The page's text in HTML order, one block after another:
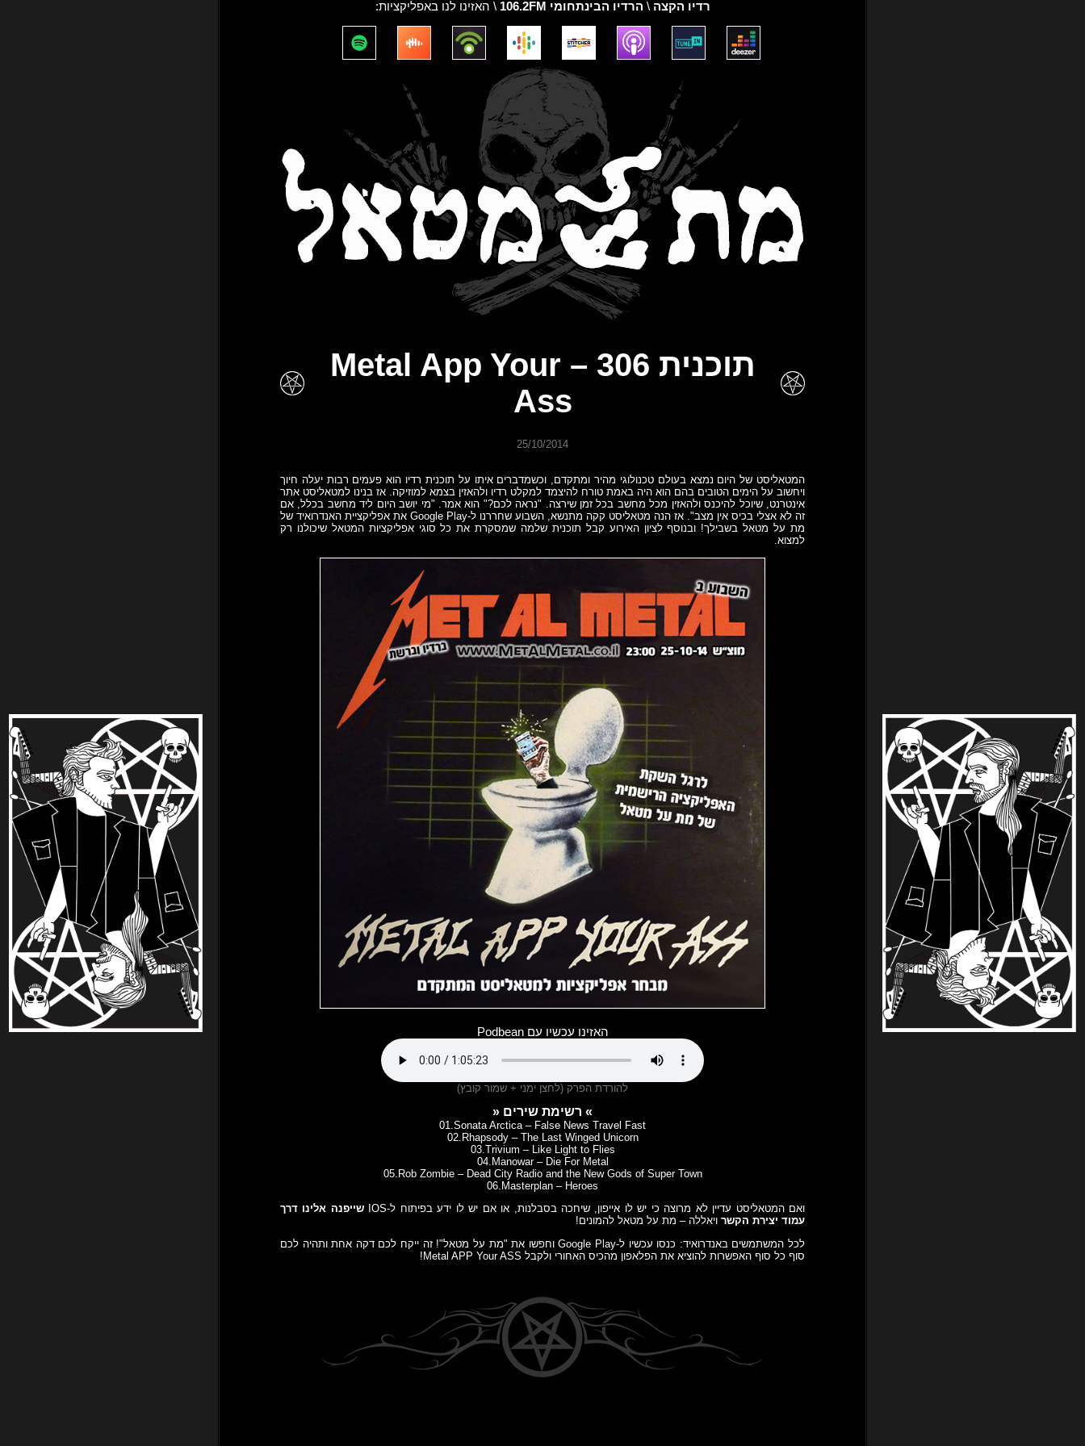
רדיו הקצה \ הרדיו הבינתחומי 106.2FM \ האזינו לנו באפליקציות:
תוכנית 306 – Metal App Your
Ass
25/10/2014
המטאליסט של היום נמצא בעולם טכנולוגי מהיר ומתקדם, וכשמדברים איתו על תוכנית רדיו הוא פעמים רבות יעלה חיוך
ויחשוב על הימים הטובים בהם הוא היה באמת טורח להיצמד למקלט רדיו ולהאזין בצמא למוזיקה. אז בנינו למטאליסט אתר
אינטרנט, שיוכל להיכנס ולהאזין מכל מחשב בכל זמן שירצה. "נראה לכם?" הוא אמר. "מי יושב היום ליד מחשב בכלל, אם
זה לא אצלי בכיס אין מצב". אז הנה מטאליסט קקה מתנשא, השבוע שחררנו ל-Google Play את אפליקציית האנדרואיד של
מת על מטאל בשבילך! ובנוסף לציון האירוע קבל תוכנית שלמה שמסקרת את כל סוגי אפליקציות המטאל שיכולנו רק
למצוא.
האזינו עכשיו עם Podbean
להורדת הפרק (לחצן ימני + שמור קובץ)
» רשימת שירים «
01.Sonata Arctica – False News Travel Fast
02.Rhapsody – The Last Winged Unicorn
03.Trivium – Like Light to Flies
04.Manowar – Die For Metal
05.Rob Zombie – Dead City Radio and the New Gods of Super Town
06.Masterplan – Heroes
ואם המטאליסט עדיין לא מרוצה כי יש לו אייפון, שיחכה בסבלנות, או אם יש לו ידע בפיתוח ל-IOS
שייפנה אלינו דרך
עמוד יצירת הקשר ויאללה – מת על מטאל להמונים!
לכל המשתמשים באנדרואיד: כנסו עכשיו ל-Google Play וחפשו את "מת על מטאל"! זה ייקח לכם דקה אחת ותהיה לכם
סוף כל סוף האפשרות להוציא את הפלאפון מהכיס האחורי ולקבל Metal APP Your ASS!